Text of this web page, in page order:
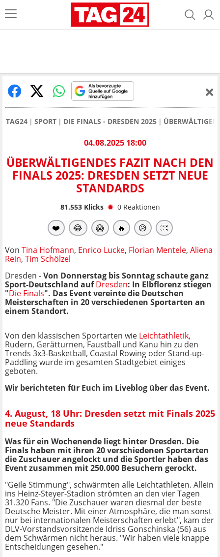
TAG24 SPORT DIE FINALS - DRESDEN 2025
04.08.2025 18:00
ÜBERWÄLTIGENDES FAZIT NACH DEN
FINALS 2025: DRESDEN SETZT NEUE
STANDARDS
81.553Klicks 0 Reaktionen
❤️ 😂 😱 🔥 😥 👏
Von Tina Hofmann, Enrico Lucke, Florian Mentele, Aliena
Rein, Tim Schölzel
Dresden -Von Donnerstag bis Sonntag schaute ganz
Sport-Deutschland aufDresden: In Elbflorenz stiegen
"Die Finals". Das Event vereinte die Deutschen
Meisterschaften in 20 verschiedenen Sportarten an
einem Standort.
Von den klassischen Sportarten wie Leichtathletik,
Rudern, Gerätturnen, Faustball und Kanu hin zu den
Trends 3x3-Basketball, Coastal Rowing oder Stand-up-
Paddling wurde im gesamten Stadtgebiet einiges
geboten.
Wir berichteten für Euch im Liveblog über das Event.
4. August, 18 Uhr: Dresden setzt mit Finals 2025
neue Standards
Was für ein Wochenende liegt hinter Dresden. Die
Finals haben mit ihren 20 verschiedenen Sportarten
die Zuschauer angelockt und die Sportler haben das
Event zusammen mit 250.000 Besuchern gerockt.
"Geile Stimmung", schwärmten alle Leichtathleten. Allein
ins Heinz-Steyer-Stadion strömten an den vier Tagen
31.320 Fans. "Die Zuschauer waren diesmal der beste
Deutsche Meister. Mit einer Atmosphäre, die man sonst
nur bei internationalen Meisterschaften erlebt", kam der
DLV-Vorstandsvorsitzende Idriss Gonschinska (56) aus
dem Schwärmen nicht heraus. "Wir haben viele knappe
Entscheidungen gesehen."